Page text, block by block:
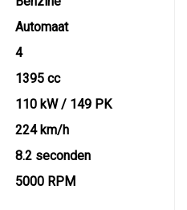
Automaat
4
1395 cc
110 kW / 149 PK
224 km/h
8.2 seconden
5000 RPM